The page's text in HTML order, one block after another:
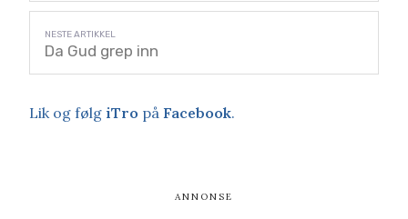
Da Gud grep inn
Lik og følg iTro på Facebook.